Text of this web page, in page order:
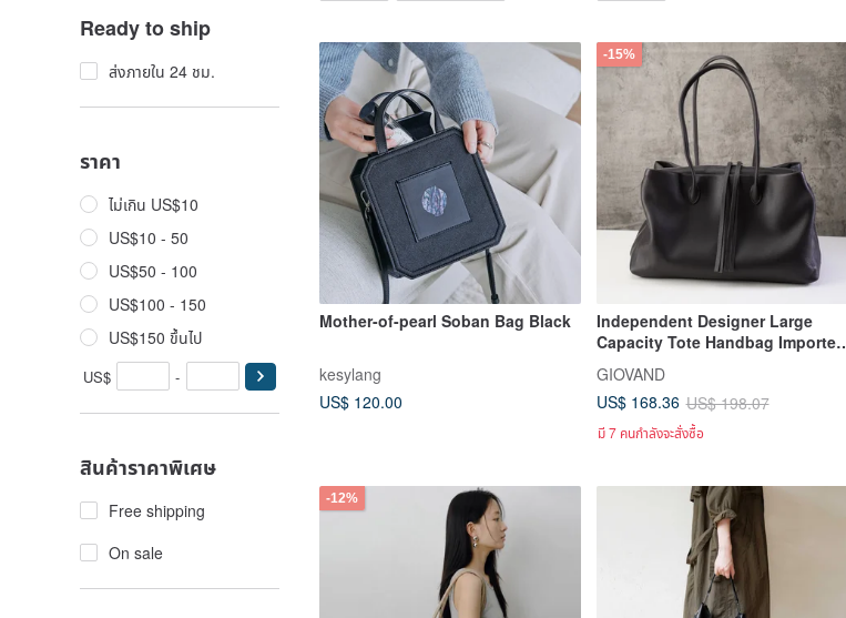
Ready to ship
ส่งภายใน 24 ชม.
ราคา
ไม่เกิน US$10
US$10 - 50
US$50 - 100
US$100 - 150
US$150 ขึ้นไป
US$ -
สินค้าราคาพิเศษ
Free shipping
On sale
Mother-of-pearl Soban Bag Black
kesylang
US$ 120.00
-15%
Independent Designer Large
Capacity Tote Handbag Imported
GIOVAND
US$ 168.36 US$ 198.07
มี 7 คนกำลังจะสั่งซื้อ
-12%